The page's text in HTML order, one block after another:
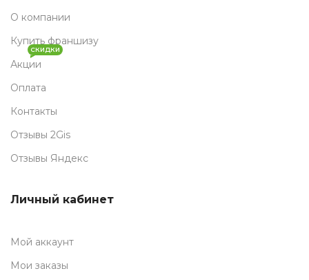
О компании
Купить франшизу
Акции
СКИДКИ
Оплата
Контакты
Отзывы 2Gis
Отзывы Яндекс
Личный кабинет
Мой аккаунт
Мои заказы